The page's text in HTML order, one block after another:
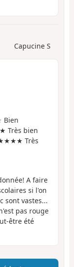
Capucine S
bien
Très
A faire
si l'on
sont vastes...
pas rouge
être été